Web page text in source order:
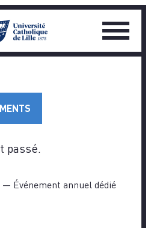
Ouvrir
le
passé.
— Événement annuel dédié